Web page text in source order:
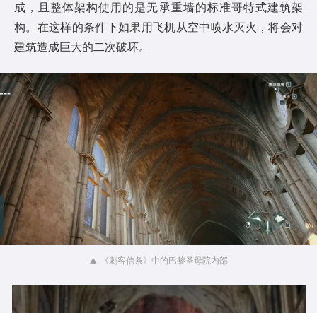
成，且整体架构使用的是无承重墙的标准哥特式建筑架
构。在这样的条件下如果用飞机从空中喷水灭火，将会对
建筑造成巨大的二次破坏。
《刺客信条》中的巴黎圣母院内部